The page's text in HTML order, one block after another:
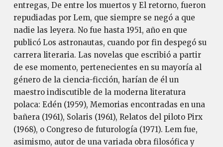
entregas, De entre los muertos y El retorno, fueron
repudiadas por Lem, que siempre se negó a que
nadie las leyera. No fue hasta 1951, año en que
publicó Los astronautas, cuando por fin despegó su
carrera literaria. Las novelas que escribió a partir
de ese momento, pertenecientes en su mayoría al
género de la ciencia-ficción, harían de él un
maestro indiscutible de la moderna literatura
polaca: Edén (1959), Memorias encontradas en una
bañera (1961), Solaris (1961), Relatos del piloto Pirx
(1968), o Congreso de futurología (1971). Lem fue,
asimismo, autor de una variada obra filosófica y